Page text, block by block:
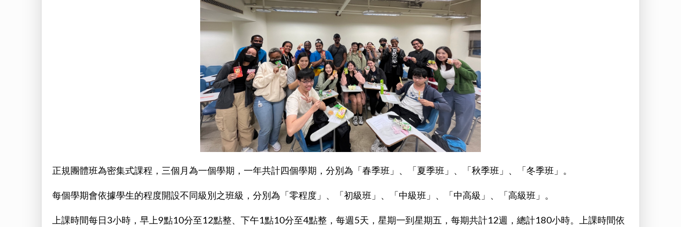
正規團體班為密集式課程，三個月為一個學期，一年共計四個學期，分別為「春季班」、「夏季班」、「秋季班」、「冬季班」。
每個學期會依據學生的程度開設不同級別之班級，分別為「零程度」、「初級班」、「中級班」、「中高級」、「高級班」。
上課時間每日3小時，早上9點10分至12點整、下午1點10分至4點整，每週5天，星期一到星期五，每期共計12週，總計180小時。上課時間依